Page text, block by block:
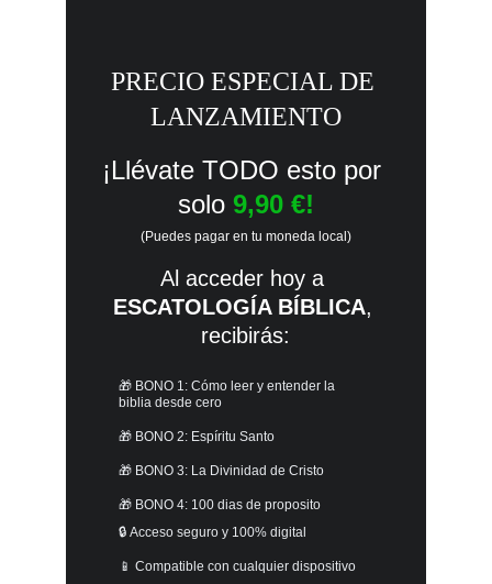
¡Llévate TODO esto por
solo 9,90 €!
(Puedes pagar en tu moneda local)
Al acceder hoy a
ESCATOLOGÍA BÍBLICA,
recibirás:
🎁 BONO 1: Cómo leer y entender la
biblia desde cero
🎁 BONO 2: Espíritu Santo
🎁 BONO 3: La Divinidad de Cristo
🎁 BONO 4: 100 dias de proposito
🔒 Acceso seguro y 100% digital
📱 Compatible con cualquier dispositivo
PRECIO ESPECIAL DE
LANZAMIENTO